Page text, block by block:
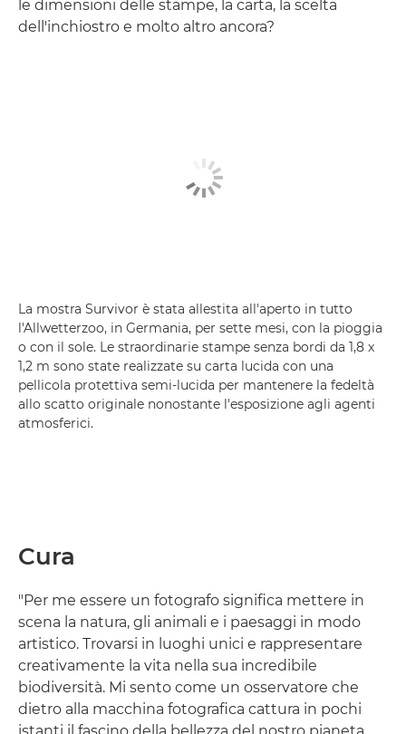
le dimensioni delle stampe, la carta, la scelta
dell'inchiostro e molto altro ancora?
La mostra Survivor è stata allestita all'aperto in tutto
l'Allwetterzoo, in Germania, per sette mesi, con la pioggia
o con il sole. Le straordinarie stampe senza bordi da 1,8 x
1,2 m sono state realizzate su carta lucida con una
pellicola protettiva semi-lucida per mantenere la fedeltà
allo scatto originale nonostante l'esposizione agli agenti
atmosferici.
Cura
"Per me essere un fotografo significa mettere in
scena la natura, gli animali e i paesaggi in modo
artistico. Trovarsi in luoghi unici e rappresentare
creativamente la vita nella sua incredibile
biodiversità. Mi sento come un osservatore che
dietro alla macchina fotografica cattura in pochi